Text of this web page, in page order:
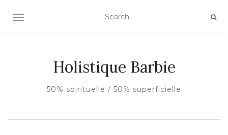
AFFICHER/MASQUER LA NAVIGATION
Holistique Barbie
50% spirituelle / 50% superficielle